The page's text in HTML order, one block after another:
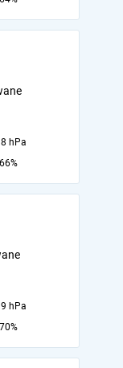
hPa
66%
hPa
70%